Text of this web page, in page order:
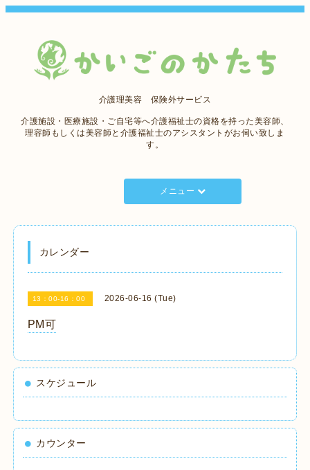
介護理美容 保険外サービス
介護施設・医療施設・ご自宅等へ介護福祉士の資格を持った美容師、
理容師もしくは美容師と介護福祉士のアシスタントがお伺い致しま
す。
メニュー
カレンダー
13：00-16：00 2026-06-16 (Tue)
PM可
スケジュール
カウンター